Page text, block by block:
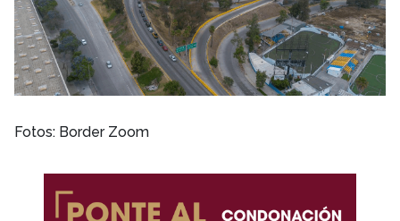
Fotos: Border Zoom